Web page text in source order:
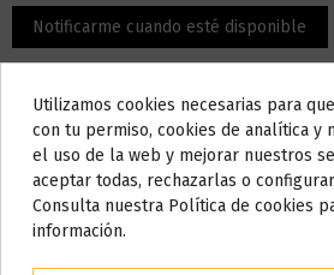
Descripción
AVISO IMPORTANTE
Nos tomamos
Utilizamos cookies necesarias para
con tu permiso, cookies de analítica y
el uso de la web y mejorar nuestros
aceptar todas, rechazarlas o
Consulta nuestra Política de cookies
información.